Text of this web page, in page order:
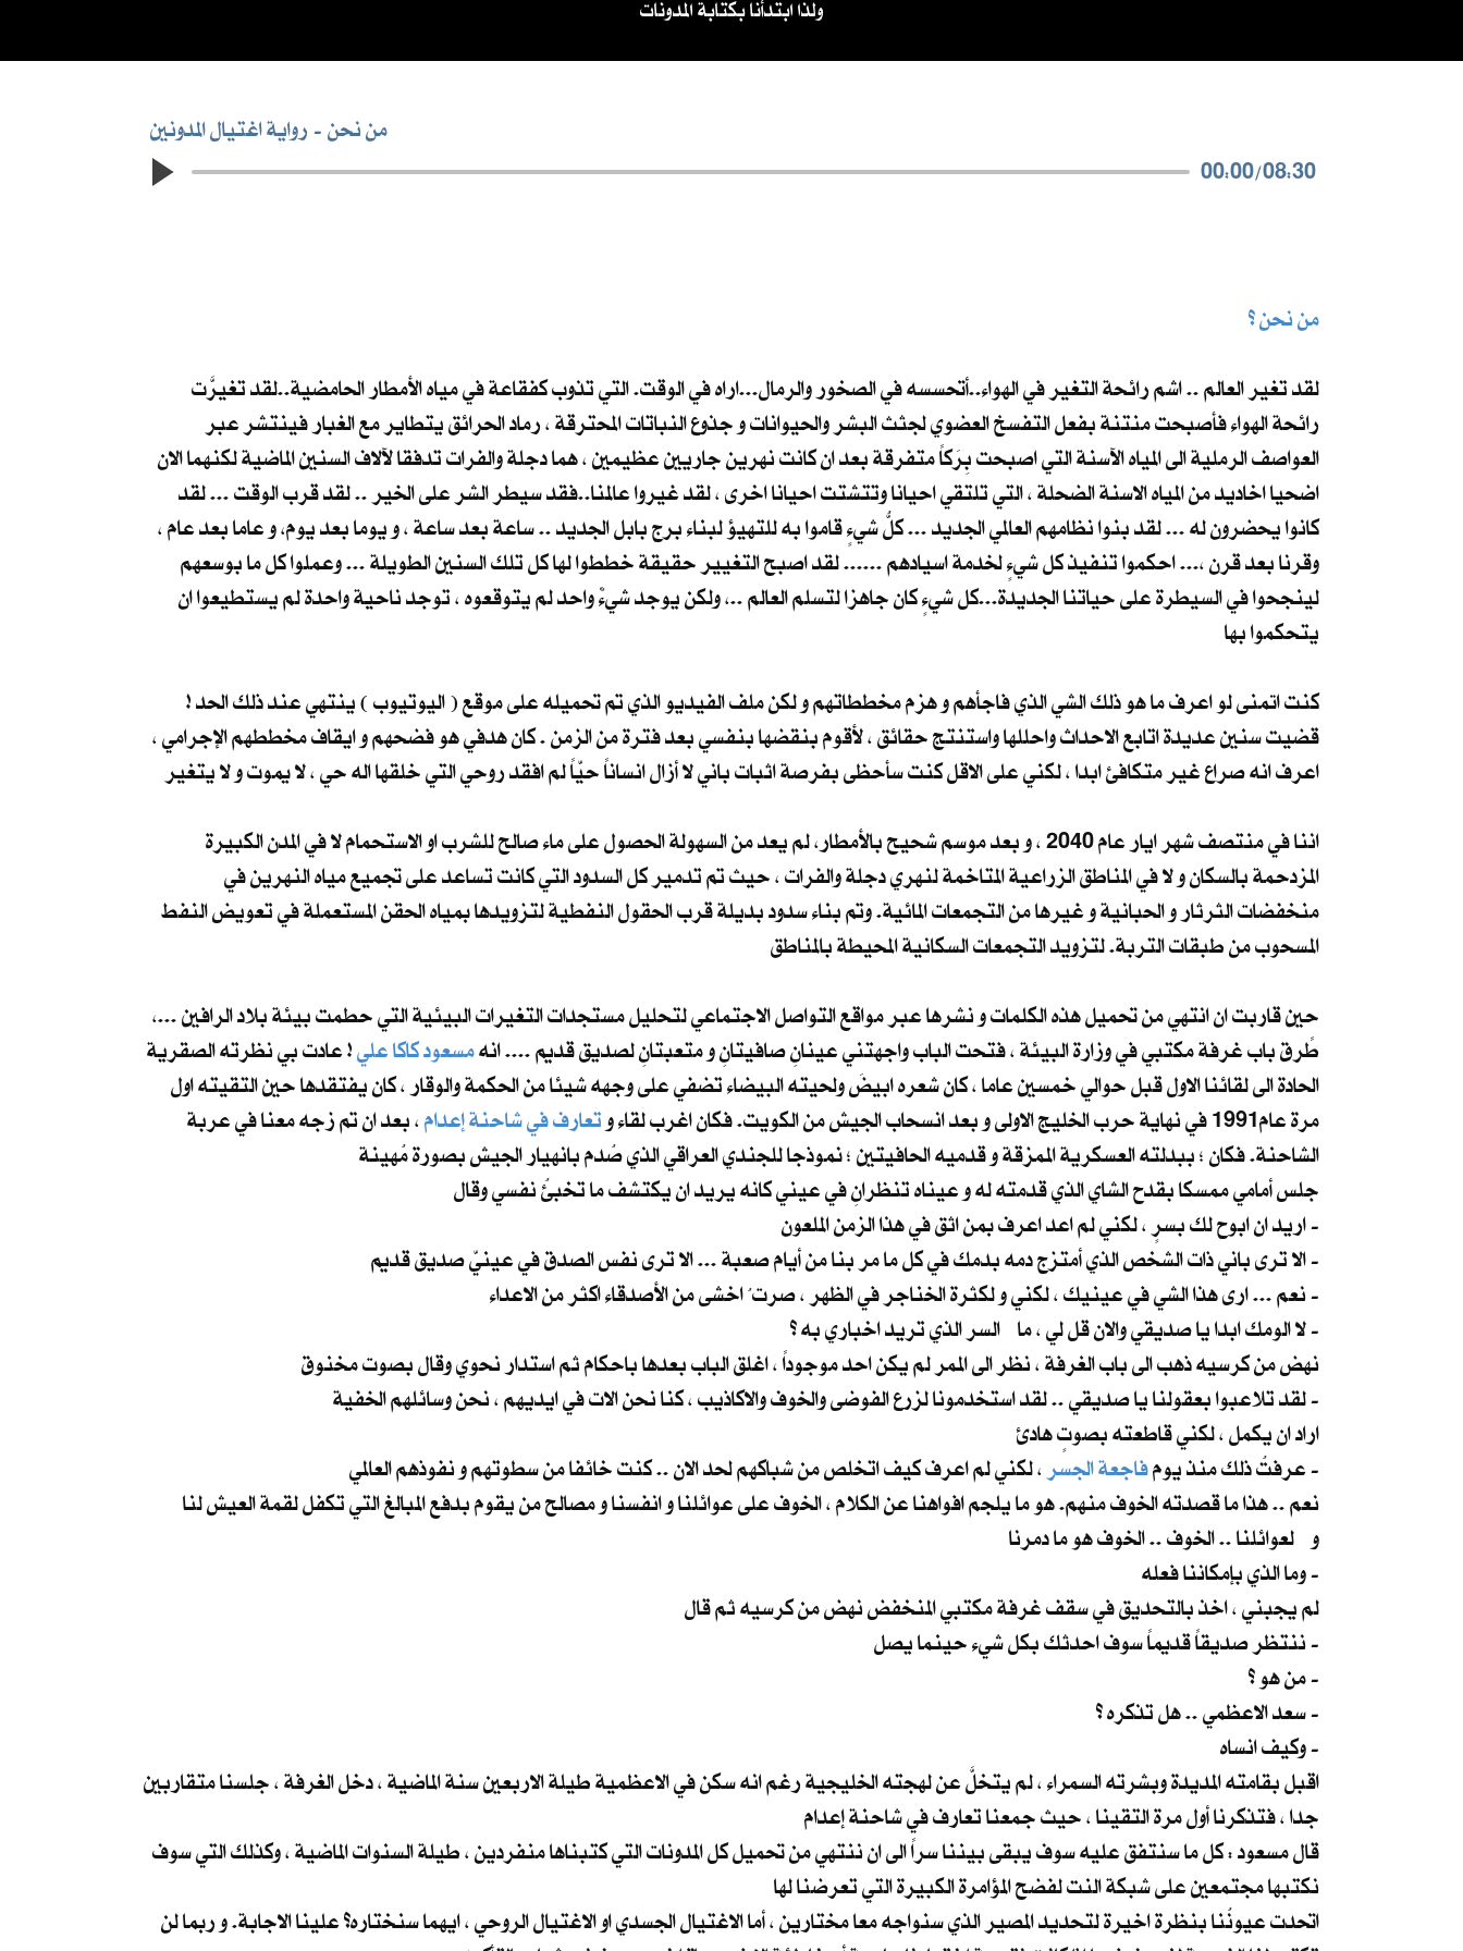
ولذا ابتدأنا بكتابة المدونات
رواية اغتيال المدونين من نحن
00:00/08:30
من نحن ؟
لقد تغير العالم .. اشم رائحة التغير في الهواء..أتحسسه في الصخور والرمال...اراه في الوقت. التي تذوب كفقاعة في مياه الأمطار الحامضية..لقد تغيرَّت
رائحة الهواء فأصبحت منتنة بفعل التفسخ العضوي لجثث البشر والحيوانات و جذوع النباتات المحترقة ، رماد الحرائق يتطاير مع الغبار فينتشر عبر
العواصف الرملية الى المياه الآسنة التي اصبحت بِرَكاً متفرقة بعد ان كانت نهرين جاريين عظيمين ، هما دجلة والفرات تدفقا لآلاف السنين الماضية لكنهما الان
اضحيا اخاديد من المياه الاسنة الضحلة ، التي تلتقي احيانا وتتشتت احيانا اخرى ، لقد غيروا عالمنا..فقد سيطر الشر على الخير .. لقد قرب الوقت ... لقد
كانوا يحضرون له ... لقد بنوا نظامهم العالمي الجديد ... كلُّ شيءٍ قاموا به للتهيؤ لبناء برج بابل الجديد .. ساعة بعد ساعة ، و يوما بعد يوم، و عاما بعد عام ،
وقرنا بعد قرن ،... احكموا تنفيذ كل شيءٍ لخدمة اسيادهم ...... لقد اصبح التغيير حقيقة خططوا لها كل تلك السنين الطويلة ... وعملوا كل ما بوسعهم
لينجحوا في السيطرة على حياتنا الجديدة...كل شيءٍ كان جاهزا لتسلم العالم ..، ولكن يوجد شيءٌ واحد لم يتوقعوه ، توجد ناحية واحدة لم يستطيعوا ان
يتحكموا بها
كنت اتمنى لو اعرف ما هو ذلك الشي الذي فاجأهم و هزم مخططاتهم و لكن ملف الفيديو الذي تم تحميله على موقع ( اليوتيوب ) ينتهي عند ذلك الحد !
قضيت سنين عديدة اتابع الاحداث واحللها واستنتج حقائق ، لأقوم بنقضها بنفسي بعد فترة من الزمن . كان هدفي هو فضحهم و ايقاف مخططهم الإجرامي ،
اعرف انه صراع غير متكافئ ابدا ، لكني على الاقل كنت سأحظى بفرصة اثبات باني لا أزال انساناً حيّاً لم افقد روحي التي خلقها اله حي ، لا يموت و لا يتغير
اننا في منتصف شهر ايار عام 2040 ، و بعد موسم شحيح بالأمطار، لم يعد من السهولة الحصول على ماء صالح للشرب او الاستحمام لا في المدن الكبيرة
المزدحمة بالسكان و لا في المناطق الزراعية المتاخمة لنهري دجلة والفرات ، حيث تم تدمير كل السدود التي كانت تساعد على تجميع مياه النهرين في
منخفضات الثرثار و الحبانية و غيرها من التجمعات المائية. وتم بناء سدود بديلة قرب الحقول النفطية لتزويدها بمياه الحقن المستعملة في تعويض النفط
المسحوب من طبقات التربة. لتزويد التجمعات السكانية المحيطة بالمناطق
حين قاربت ان انتهي من تحميل هذه الكلمات و نشرها عبر مواقع التواصل الاجتماعي لتحليل مستجدات التغيرات البيئية التي حطمت بيئة بلاد الرافين ...،
طًرق باب غرفة مكتبي في وزارة البيئة ، فتحت الباب واجهتني عينانِ صافيتانِ و متعبتانِ لصديق قديم .... انهمسعود كاكا علي! عادت بي نظرته الصقرية
الحادة الى لقائنا الاول قبل حوالي خمسين عاما ، كان شعره ابيضَ ولحيته البيضاء تضفي على وجهه شيئا من الحكمة والوقار ، كان يفتقدها حين التقيته اول
مرة عام1991 في نهاية حرب الخليج الاولى و بعد انسحاب الجيش من الكويت. فكان اغرب لقاء و تعارف في شاحنة إعدام، بعد ان تم زجه معنا في عربة
الشاحنة. فكان ؛ ببدلته العسكرية الممزقة و قدميه الحافيتين ؛ نموذجا للجندي العراقي الذي صُدم بانهيار الجيش بصورة مُهينة
جلس أمامي ممسكا بقدح الشاي الذي قدمته له و عيناه تنظرانِ في عيني كانه يريد ان يكتشف ما تخبئُ نفسي وقال
اريد ان ابوح لك بسرٍ ، لكني لم اعد اعرف بمن اثق في هذا الزمن الملعون -
الا ترى باني ذات الشخص الذي أمتزج دمه بدمك في كل ما مر بنا من أيام صعبة ... الا ترى نفس الصدق في عينيّ صديق قديم -
نعم ... ارى هذا الشي في عينيك ، لكني و لكثرة الخناجر في الظهر ، صرت ُ اخشى من الأصدقاء اكثر من الاعداء -
لا الومك ابدا يا صديقي والان قل لي ، ما السر الذي تريد اخباري به ؟ -
نهض من كرسيه ذهب الى باب الغرفة ، نظر الى الممر لم يكن احد موجوداً ، اغلق الباب بعدها باحكام ثم استدار نحوي وقال بصوت مخنوق
لقد تلاعبوا بعقولنا يا صديقي .. لقد استخدمونا لزرع الفوضى والخوف والاكاذيب ، كنا نحن الات في ايديهم ، نحن وسائلهم الخفية -
اراد ان يكمل ، لكني قاطعته بصوتٍ هادئ
عرفتُ ذلك منذ يومفاجعة الجسر ، لكني لم اعرف كيف اتخلص من شباكهم لحد الان .. كنت خائفا من سطوتهم و نفوذهم العالمي -
و لعوائلنا .. الخوف .. الخوف هو ما دمرنا
وما الذي بإمكاننا فعله -
لم يجبني ، اخذ بالتحديق في سقف غرفة مكتبي المنخفض نهض من كرسيه ثم قال
ننتظر صديقاً قديماً سوف احدثك بكل شيء حينما يصل -
من هو ؟ -
سعد الاعظمي .. هل تذكره ؟ -
وكيف انساه -
اقبل بقامته المديدة وبشرته السمراء ، لم يتخلَّ عن لهجته الخليجية رغم انه سكن في الاعظمية طيلة الاربعين سنة الماضية ، دخل الغرفة ، جلسنا متقاربين
جدا ، فتذكرنا أول مرة التقينا ، حيث جمعنا تعارف في شاحنة إعدام
قال مسعود : كل ما سنتفق عليه سوف يبقى بيننا سراً الى ان ننتهي من تحميل كل المدونات التي كتبناها منفردين ، طيلة السنوات الماضية ، وكذلك التي سوف
نكتبها مجتمعين على شبكة النت لفضح المؤامرة الكبيرة التي تعرضنا لها
اتحدت عيونُنا بنظرة اخيرة لتحديد المصير الذي سنواجه معا مختارين ، أما الاغتيال الجسدي او الاغتيال الروحي ، ايهما سنختاره؟ علينا الاجابة. و ربما لن